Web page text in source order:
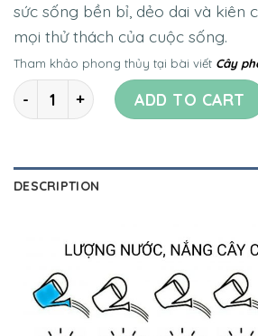
sức sống bền bỉ, dẻo dai và kiên
mọi thử thách của cuộc sống.
Tham khảo phong thủy tại bài viết Cây
Quantity ADD TO CART
DESCRIPTION